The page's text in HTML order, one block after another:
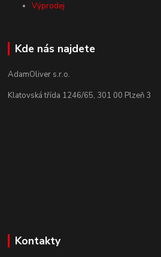
Výprodej
Kde nás najdete
AdamOliver s.r.o.
Klatovská třída 1246/65, 301 00 Plzeň 3
Kontakty